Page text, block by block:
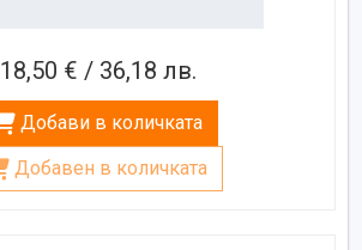
18,50 € / 36,18 лв.
Добави в количката
Добавен в количката